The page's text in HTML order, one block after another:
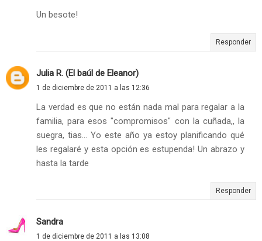
Un besote!
Responder
Julia R. (El baúl de Eleanor)
1 de diciembre de 2011 a las 12:36
La verdad es que no están nada mal para regalar a la
familia, para esos "compromisos" con la cuñada,, la
suegra, tias... Yo este año ya estoy planificando qué
les regalaré y esta opción es estupenda! Un abrazo y
hasta la tarde
Responder
Sandra
1 de diciembre de 2011 a las 13:08